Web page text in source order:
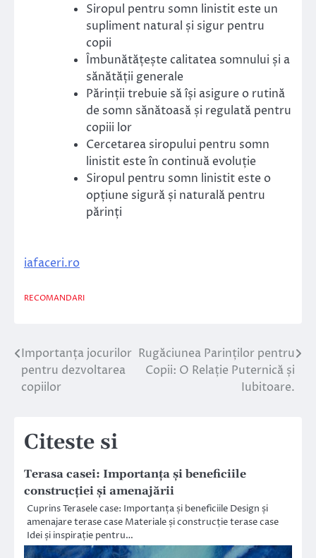
Siropul pentru somn linistit este un
supliment natural și sigur pentru
copii
Îmbunătățește calitatea somnului și a
sănătății generale
Părinții trebuie să își asigure o rutină
de somn sănătoasă și regulată pentru
copiii lor
Cercetarea siropului pentru somn
linistit este în continuă evoluție
Siropul pentru somn linistit este o
opțiune sigură și naturală pentru
părinți
iafaceri.ro
RECOMANDARI
Navigare
în
Importanța jocurilor
pentru dezvoltarea
copiilor
Rugăciunea Parinților pentru
Copii: O Relație Puternică și
Iubitoare.
Citeste si
Terasa casei: Importanța și beneficiile
construcției și amenajării
Cuprins Terasele case: Importanța și beneficiile Design și
amenajare terase case Materiale și construcție terase case
Idei și inspirație pentru…